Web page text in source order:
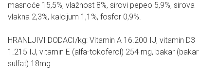
masnoće 15,5%, vlažnost 8%, sirovi pepeo 5,9%, sirova
vlakna 2,3%, kalcijum 1,1%, fosfor 0,9%.
HRANLJIVI DODACI/kg: Vitamin A 16.200 IJ, vitamin D3
1.215 IJ, vitamin E (alfa-tokoferol) 254 mg, bakar (bakar
sulfat) 18mg.